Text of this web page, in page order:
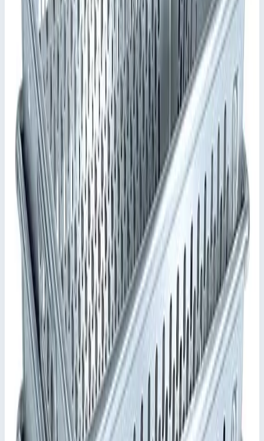
Масса
3,7 кг
Производитель
Zarges
Артикул
41721
Внутренние размеры
530х330х140 мм
Стоимость
Цена по запросу
Добавить в заявку
Кейс K 411 ZARGES с внутренним оснащением 41721
Добавить в заявку
Кейс K 411 ZARGES с внутренним оснащением 41721
Арт. 41721
Цена по запросу
Добавить в заявку
Добавить к сравнению
Описание
Кейс K 411 ZARGES - 41721
Легендарные ящики ZARGES теперь предлагаются в виде